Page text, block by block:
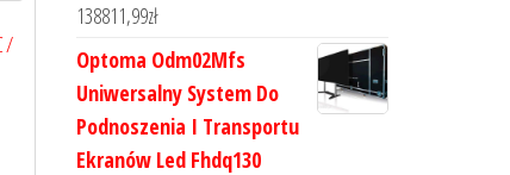
/
138811,99zł
Optoma Odm02Mfs
Uniwersalny System Do
Podnoszenia I Transportu
Ekranów Led Fhdq130